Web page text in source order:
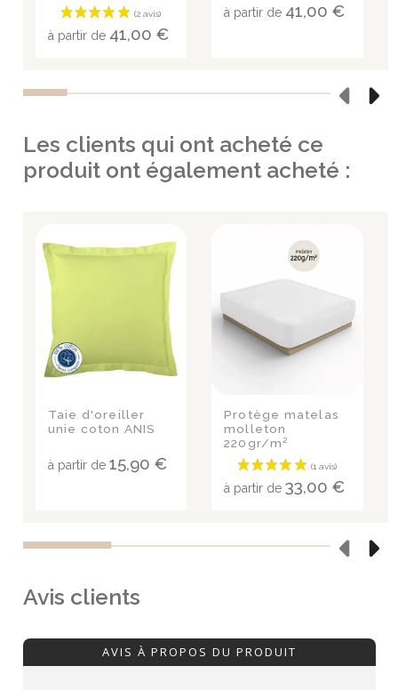
à partir de 41,00 €
à partir de 41,00 €
Les clients qui ont acheté ce
produit ont également acheté :
Taie d'oreiller
unie coton ANIS
à partir de 15,90 €
Protège matelas
molleton
220gr/m²
à partir de 33,00 €
Avis clients
AVIS À PROPOS DU PRODUIT